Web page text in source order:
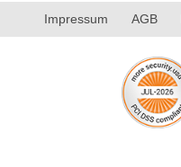
Impressum AGB